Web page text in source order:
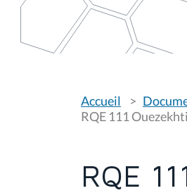
o
u
s
s
Accueil
RQE 111
RQE